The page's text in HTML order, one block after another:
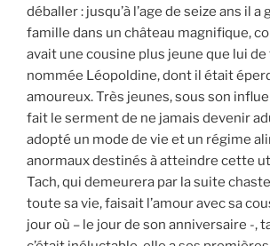
déballer : jusqu’à l’age de seize ans il a
famille dans un château magnifique,
avait une cousine plus jeune que lui de
nommée Léopoldine, dont il était
amoureux. Très jeunes, sous son
fait le serment de ne jamais devenir
adopté un mode de vie et un régime
anormaux destinés à atteindre cette
Tach, qui demeurera par la suite
toute sa vie, faisait l’amour avec sa
jour où – le jour de son anniversaire -,